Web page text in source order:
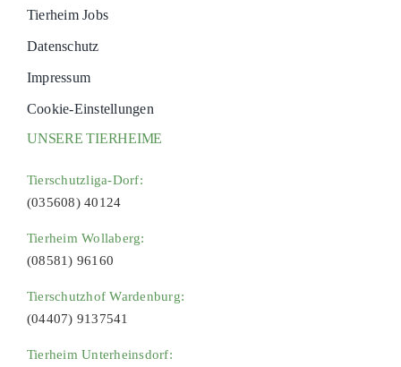
Tierheim Jobs
Datenschutz
Impressum
Cookie-Einstellungen
UNSERE TIERHEIME
Tierschutzliga-Dorf:
(035608) 40124
Tierheim Wollaberg:
(08581) 96160
Tierschutzhof Wardenburg:
(04407) 9137541
Tierheim Unterheinsdorf: